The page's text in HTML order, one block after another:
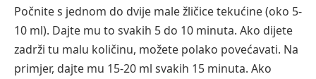
Počnite s jednom do dvije male žličice tekućine (oko 5-
10 ml). Dajte mu to svakih 5 do 10 minuta. Ako dijete
zadrži tu malu količinu, možete polako povećavati. Na
primjer, dajte mu 15-20 ml svakih 15 minuta. Ako